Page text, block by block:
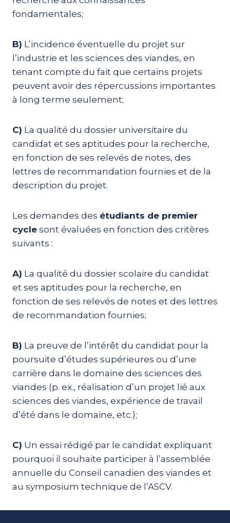
fondamentales;
B) L’incidence éventuelle du projet sur
l’industrie et les sciences des viandes, en
tenant compte du fait que certains projets
peuvent avoir des répercussions importantes
à long terme seulement;
C) La qualité du dossier universitaire du
candidat et ses aptitudes pour la recherche,
en fonction de ses relevés de notes, des
lettres de recommandation fournies et de la
description du projet.
Les demandes des étudiants de premier
cycle sont évaluées en fonction des critères
suivants :
A) La qualité du dossier scolaire du candidat
et ses aptitudes pour la recherche, en
fonction de ses relevés de notes et des lettres
de recommandation fournies;
B) La preuve de l’intérêt du candidat pour la
poursuite d’études supérieures ou d’une
carrière dans le domaine des sciences des
viandes (p. ex., réalisation d’un projet lié aux
sciences des viandes, expérience de travail
d’été dans le domaine, etc.);
C) Un essai rédigé par le candidat expliquant
pourquoi il souhaite participer à l’assemblée
annuelle du Conseil canadien des viandes et
au symposium technique de l’ASCV.